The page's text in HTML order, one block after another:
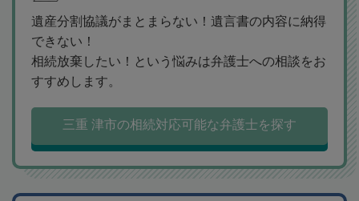
遺産分割協議がまとまらない！遺言書の内容に納得
できない！
相続放棄したい！という悩みは弁護士への相談をお
すすめします。
三重 津市の相続対応可能な弁護士を探す